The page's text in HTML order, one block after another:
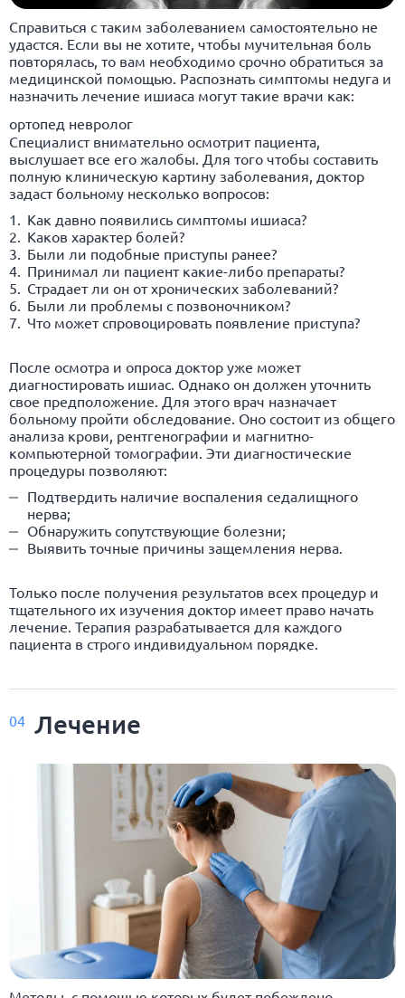
Справиться с таким заболеванием самостоятельно не
удастся. Если вы не хотите, чтобы мучительная боль
повторялась, то вам необходимо срочно обратиться за
медицинской помощью. Распознать симптомы недуга и
назначить лечение ишиаса могут такие врачи как:
ортопед невролог
Специалист внимательно осмотрит пациента,
выслушает все его жалобы. Для того чтобы составить
полную клиническую картину заболевания, доктор
задаст больному несколько вопросов:
Как давно появились симптомы ишиаса?
Каков характер болей?
Были ли подобные приступы ранее?
Принимал ли пациент какие-либо препараты?
Страдает ли он от хронических заболеваний?
Были ли проблемы с позвоночником?
Что может спровоцировать появление приступа?
После осмотра и опроса доктор уже может
диагностировать ишиас. Однако он должен уточнить
свое предположение. Для этого врач назначает
больному пройти обследование. Оно состоит из общего
анализа крови, рентгенографии и магнитно-
компьютерной томографии. Эти диагностические
процедуры позволяют:
Подтвердить наличие воспаления седалищного
нерва;
Обнаружить сопутствующие болезни;
Выявить точные причины защемления нерва.
Только после получения результатов всех процедур и
тщательного их изучения доктор имеет право начать
лечение. Терапия разрабатывается для каждого
пациента в строго индивидуальном порядке.
04 Лечение